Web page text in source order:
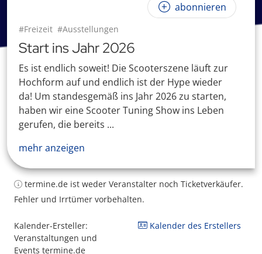
abonnieren
#Freizeit #Ausstellungen
Start ins Jahr 2026
Es ist endlich soweit! Die Scooterszene läuft zur
Hochform auf und endlich ist der Hype wieder
da! Um standesgemäß ins Jahr 2026 zu starten,
haben wir eine Scooter Tuning Show ins Leben
gerufen, die bereits ...
mehr anzeigen
termine.de ist weder Veranstalter noch Ticketverkäufer.
Fehler und Irrtümer vorbehalten.
Kalender-Ersteller:
Veranstaltungen und
Events termine.de
Kalender des Erstellers